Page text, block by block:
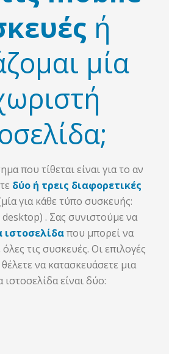
ή
μία
που τίθεται είναι για το αν
δύο ή τρεις διαφορετικές
για κάθε τύπο συσκευής:
. Σας συνιστούμε να
ιστοσελίδαπου μπορεί να
τις συσκευές. Οι επιλογές
να κατασκευάσετε μια
ιστοσελίδα είναι δύο: